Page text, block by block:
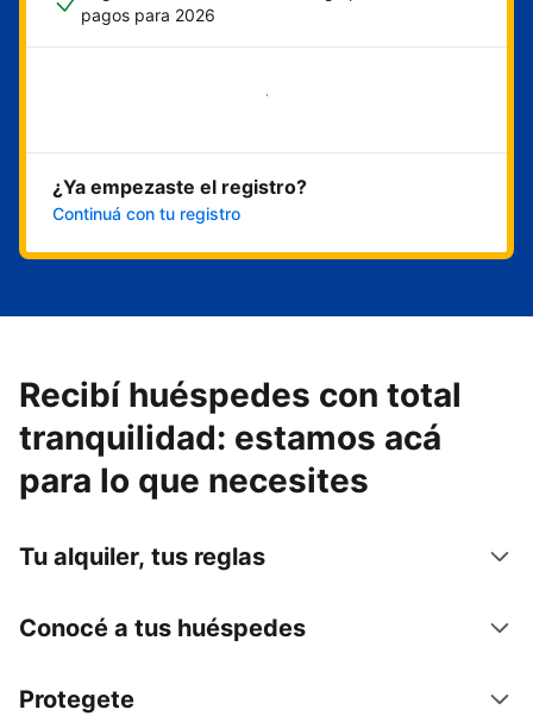
pagos para 2026
Empezar ahora
¿Ya empezaste el registro?
Continuá con tu registro
Recibí huéspedes con total
tranquilidad: estamos acá
para lo que necesites
Tu alquiler, tus reglas
Conocé a tus huéspedes
Protegete